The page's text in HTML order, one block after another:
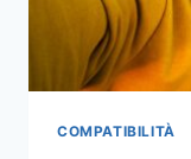
COMPATIBILITÀ